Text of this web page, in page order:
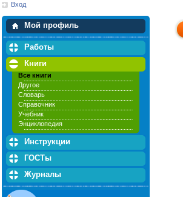
Вход
Мой профиль
Мои закладки
Работы
Книги
Все книги
Другое
Словарь
Справочник
Учебник
Энциклопедия
Инструкции
ГОСТы
Журналы